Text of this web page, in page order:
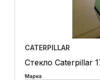
CATERPILLAR
Стекло Caterpillar
Марка